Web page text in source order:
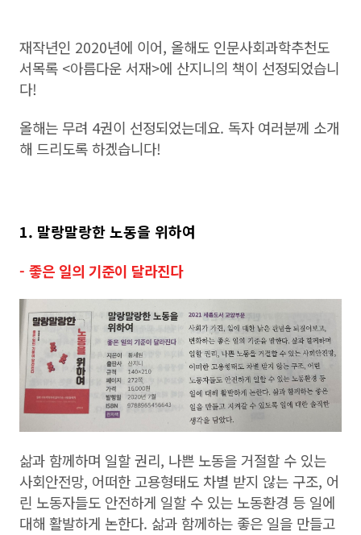
재작년인 2020년에 이어, 올해도 인문사회과학추천도
서목록 <아름다운 서재>에 산지니의 책이 선정되었습니
다!
올해는 무려 4권이 선정되었는데요. 독자 여러분께 소개
해 드리도록 하겠습니다!
1. 말랑말랑한 노동을 위하여
- 좋은 일의 기준이 달라진다
삶과 함께하며 일할 권리, 나쁜 노동을 거절할 수 있는
사회안전망, 어떠한 고용형태도 차별 받지 않는 구조, 어
린 노동자들도 안전하게 일할 수 있는 노동환경 등 일에
대해 활발하게 논한다. 삶과 함께하는 좋은 일을 만들고